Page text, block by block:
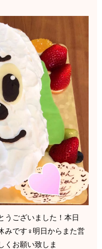
うございました！本日
みです‍♀️明日からまた営
くお願い致しま